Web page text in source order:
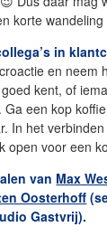
korte
in
en neem
kent, of
een kop
In het
open voor een
van Max
Oosterhoff
Gastvrij).